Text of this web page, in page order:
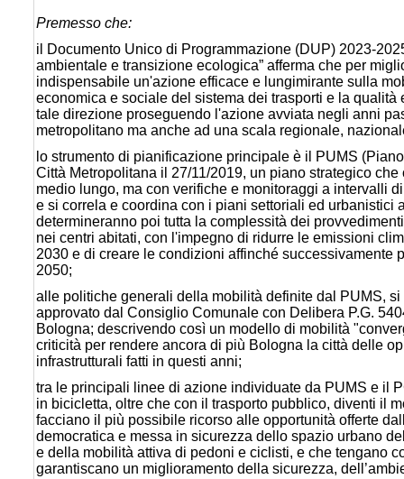
Premesso che:
il Documento Unico di Programmazione (DUP) 2023-
ambientale e transizione ecologica” afferma che per
indispensabile un'azione efficace e lungimirante sulla
economica e sociale del sistema dei trasporti e la
tale direzione proseguendo l'azione avviata negli anni
metropolitano ma anche ad una scala regionale,
lo strumento di pianificazione principale è il PUMS
Città Metropolitana il 27/11/2019, un piano strategico
medio lungo, ma con verifiche e monitoraggi a intervalli
e si correla e coordina con i piani settoriali ed
determineranno poi tutta la complessità dei
nei centri abitati, con l'impegno di ridurre le emissioni
2030 e di creare le condizioni affinché
2050;
alle politiche generali della mobilità definite dal PUMS,
approvato dal Consiglio Comunale con Delibera P.G.
Bologna; descrivendo così un modello di mobilità
criticità per rendere ancora di più Bologna la città delle
infrastrutturali fatti in questi anni;
tra le principali linee di azione individuate da PUMS e il
in bicicletta, oltre che con il trasporto pubblico, diventi il
facciano il più possibile ricorso alle opportunità offerte
democratica e messa in sicurezza dello spazio urbano
e della mobilità attiva di pedoni e ciclisti, e che tengano
garantiscano un miglioramento della sicurezza,